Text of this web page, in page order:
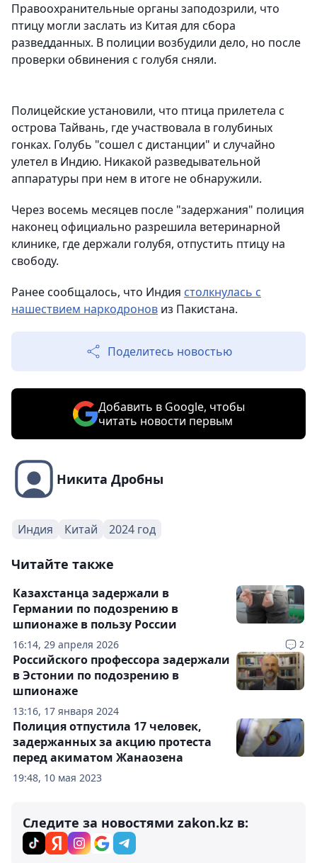
Правоохранительные органы заподозрили, что
птицу могли заслать из Китая для сбора
разведданных. В полиции возбудили дело, но после
проверки обвинения с голубя сняли.
Полицейские установили, что птица прилетела с
острова Тайвань, где участвовала в голубиных
гонках. Голубь "сошел с дистанции" и случайно
улетел в Индию. Никакой разведывательной
аппаратуры при нем в итоге не обнаружили.
Через восемь месяцев после "задержания" полиция
наконец официально разрешила ветеринарной
клинике, где держали голубя, отпустить птицу на
свободу.
Ранее сообщалось, что Индия столкнулась с
нашествием наркодронов из Пакистана.
Поделитесь новостью
Добавить в Google, чтобы
читать новости первым
Никита Дробны
Индия Китай 2024 год
Читайте также
16:14, 29 апреля 2026 2
Казахстанца задержали в
Германии по подозрению в
шпионаже в пользу России
13:16, 17 января 2024
Российского профессора задержали
в Эстонии по подозрению в
шпионаже
19:48, 10 мая 2023
Полиция отпустила 17 человек,
задержанных за акцию протеста
перед акиматом Жанаозена
Следите за новостями zakon.kz в: